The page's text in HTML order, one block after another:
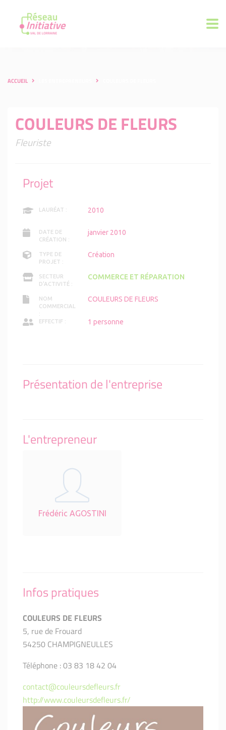
ACCUEIL
COULEURS DE FLEURS
Fleuriste
Projet
LAURÉAT : 2010
DATE DE
CRÉATION :
janvier 2010
TYPE DE
PROJET :
Création
SECTEUR
D'ACTIVITÉ :
COMMERCE ET RÉPARATION
NOM
COMMERCIAL
:
COULEURS DE FLEURS
EFFECTIF : 1 personne
Présentation de l'entreprise
L'entrepreneur
Frédéric AGOSTINI
Infos pratiques
COULEURS DE FLEURS
5, rue de Frouard
54250 CHAMPIGNEULLES
Téléphone : 03 83 18 42 04
contact@couleursdefleurs.fr
http://www.couleursdefleurs.fr/